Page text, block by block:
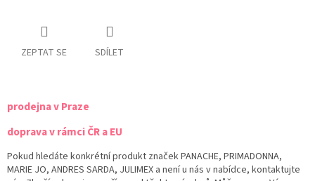
ZEPTAT SE SDÍLET
prodejna v Praze
doprava v rámci ČR a EU
Pokud hledáte konkrétní produkt značek PANACHE, PRIMADONNA,
MARIE JO, ANDRES SARDA, JULIMEX a není u nás v nabídce, kontaktujte